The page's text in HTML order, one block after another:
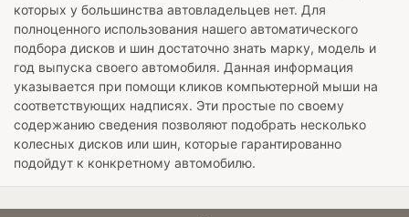
которых у большинства автовладельцев нет. Для
полноценного использования нашего автоматического
подбора дисков и шин достаточно знать марку, модель и
год выпуска своего автомобиля. Данная информация
указывается при помощи кликов компьютерной мыши на
соответствующих надписях. Эти простые по своему
содержанию сведения позволяют подобрать несколько
колесных дисков или шин, которые гарантированно
подойдут к конкретному автомобилю.